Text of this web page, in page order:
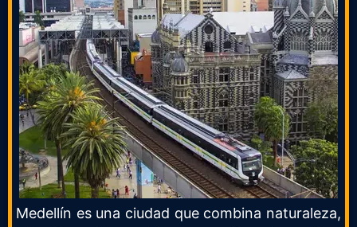
Medellín es una ciudad que combina naturaleza,